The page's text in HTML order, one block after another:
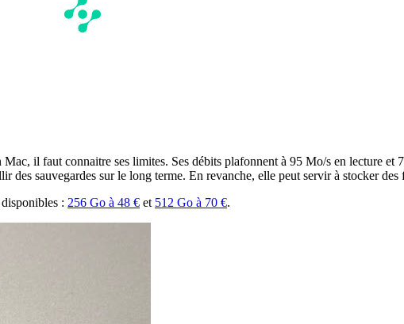
il faut connaitre ses limites. Ses débits plafonnent à 95 Mo/s en lecture
des sauvegardes sur le long terme. En revanche, elle peut servir à stocker
: 256 Go à 48 € et 512 Go à 70 €.